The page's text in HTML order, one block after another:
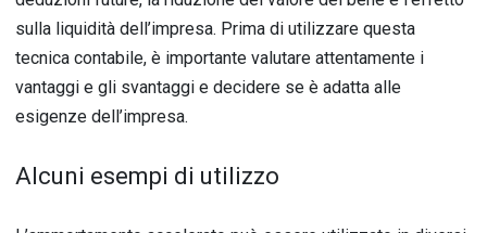
sulla liquidità dell’impresa. Prima di utilizzare questa
tecnica contabile, è importante valutare attentamente i
vantaggi e gli svantaggi e decidere se è adatta alle
esigenze dell’impresa.
Alcuni esempi di utilizzo